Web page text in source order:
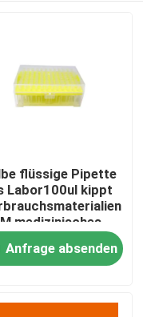
flüssige Pipette
Labor100ul kippt
medizinisches
Anfrage absenden